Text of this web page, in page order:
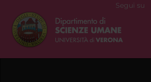
Segui su